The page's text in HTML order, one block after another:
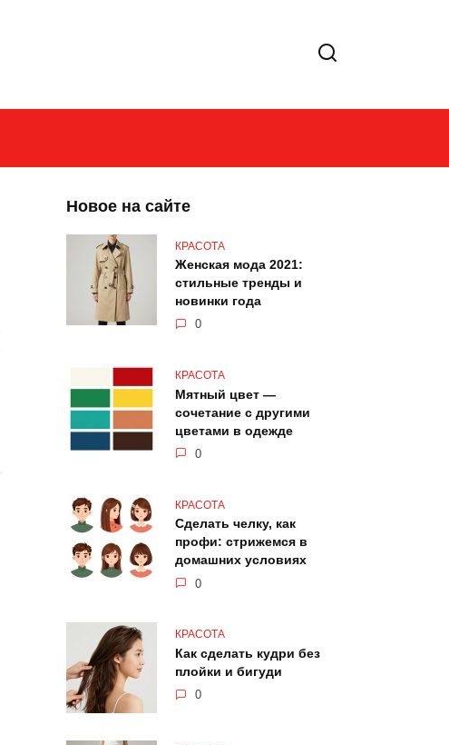
Новое на сайте
КРАСОТА
Женская мода 2021:
стильные тренды и
новинки года
0
КРАСОТА
Мятный цвет —
сочетание с другими
цветами в одежде
0
КРАСОТА
Сделать челку, как
профи: стрижемся в
домашних условиях
0
КРАСОТА
Как сделать кудри без
плойки и бигуди
0